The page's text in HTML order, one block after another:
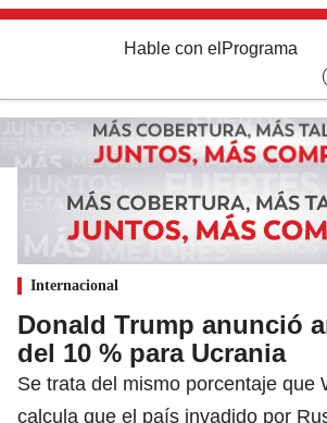
Hable con el Programa
Internacional
Donald Trump anunció
del 10 % para Ucrania
Se trata del mismo porcentaje que
calcula que el país invadido por